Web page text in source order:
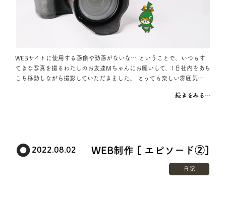
WEBサイトに使用する画像や動画がないな… ということで、いつもす
てきな写真を撮るわたしのお友達Mちゃんにお願いして、1日社内をあち
こち移動しながら撮影していただきました。 とっても楽しい雰囲気…
続きをみる…
2022.08.02 WEB制作 [ エピソード②]
日記